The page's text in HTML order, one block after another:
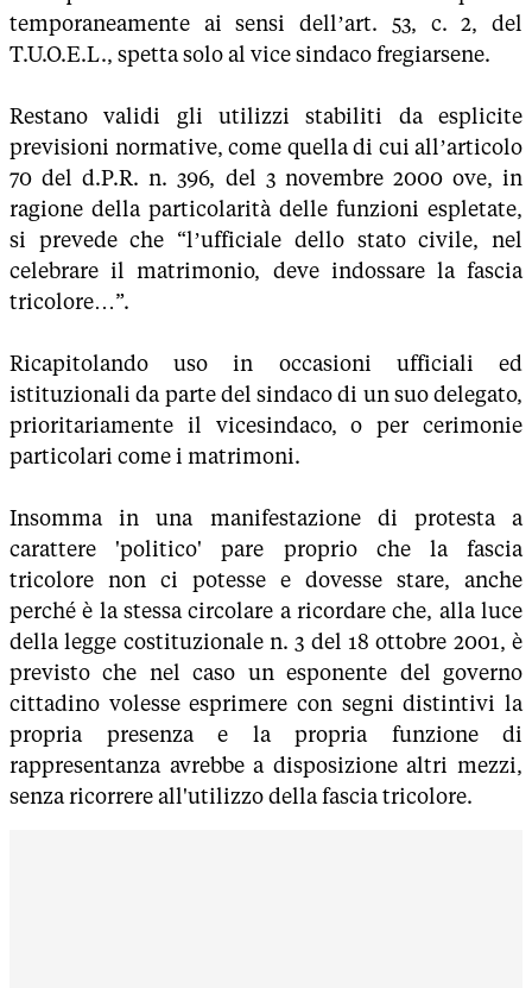
temporaneamente ai sensi dell’art. 53, c. 2, del
T.U.O.E.L., spetta solo al vice sindaco fregiarsene.
Restano validi gli utilizzi stabiliti da esplicite
previsioni normative, come quella di cui all’articolo
70 del d.P.R. n. 396, del 3 novembre 2000 ove, in
ragione della particolarità delle funzioni espletate,
si prevede che “l’ufficiale dello stato civile, nel
celebrare il matrimonio, deve indossare la fascia
tricolore…”.
Ricapitolando uso in occasioni ufficiali ed
istituzionali da parte del sindaco di un suo delegato,
prioritariamente il vicesindaco, o per cerimonie
particolari come i matrimoni.
Insomma in una manifestazione di protesta a
carattere 'politico' pare proprio che la fascia
tricolore non ci potesse e dovesse stare, anche
perché è la stessa circolare a ricordare che, alla luce
della legge costituzionale n. 3 del 18 ottobre 2001, è
previsto che nel caso un esponente del governo
cittadino volesse esprimere con segni distintivi la
propria presenza e la propria funzione di
rappresentanza avrebbe a disposizione altri mezzi,
senza ricorrere all'utilizzo della fascia tricolore.